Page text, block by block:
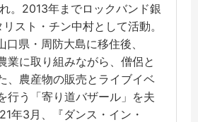
。2013年までロックバンド銀
スト・チン中村として活動。
県・周防大島に移住後、
業に取り組みながら、僧侶と
、農産物の販売とライブイベ
行う「寄り道バザール」を夫
年3月、『ダンス・イン・